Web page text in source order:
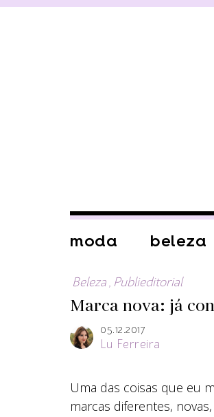
moda beleza
Beleza , Publieditorial
Marca nova: já
05.12.2017
Lu Ferreira
Uma das coisas que eu
marcas diferentes,